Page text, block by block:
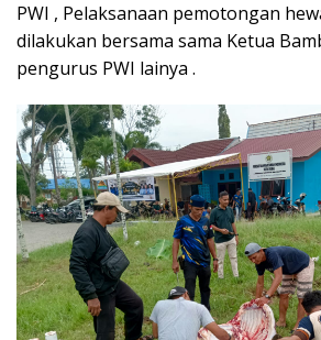
PWI , Pelaksanaan pemotongan
dilakukan bersama sama Ketua
pengurus PWI lainya .